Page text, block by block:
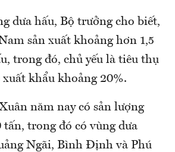
dưa hấu, Bộ trưởng cho biết,
sản xuất khoảng hơn 1,5
trong đó, chủ yếu là tiêu thụ
khẩu khoảng 20%.
năm nay có sản lượng
tấn, trong đó có vùng dưa
Ngãi, Bình Định và Phú